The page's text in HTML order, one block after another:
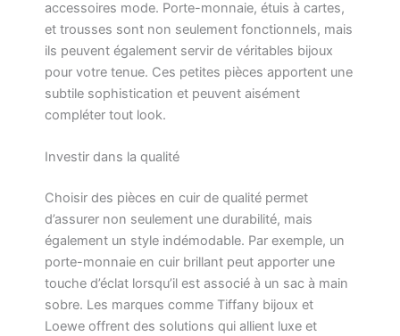
accessoires mode. Porte-monnaie, étuis à cartes,
et trousses sont non seulement fonctionnels, mais
ils peuvent également servir de véritables bijoux
pour votre tenue. Ces petites pièces apportent une
subtile sophistication et peuvent aisément
compléter tout look.
Investir dans la qualité
Choisir des pièces en cuir de qualité permet
d’assurer non seulement une durabilité, mais
également un style indémodable. Par exemple, un
porte-monnaie en cuir brillant peut apporter une
touche d’éclat lorsqu’il est associé à un sac à main
sobre. Les marques comme Tiffany bijoux et
Loewe offrent des solutions qui allient luxe et